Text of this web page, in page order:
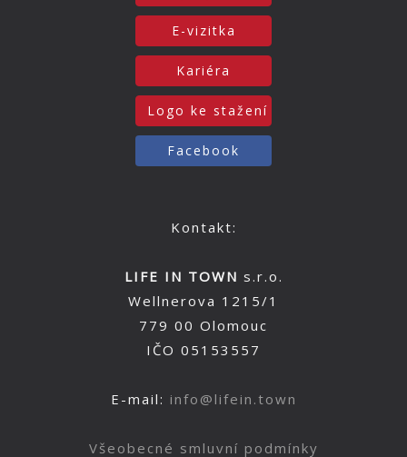
E-vizitka
Kariéra
Logo ke stažení
Facebook
Kontakt:
LIFE IN TOWN s.r.o.
Wellnerova 1215/1
779 00 Olomouc
IČO 05153557
E-mail: info@lifein.town
Všeobecné smluvní podmínky